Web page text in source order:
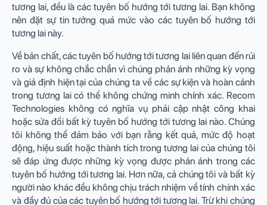
tương lai, đều là các tuyên bố hướng tới tương lai. Bạn không
nên đặt sự tin tưởng quá mức vào các tuyên bố hướng tới
tương lai này.
Về bản chất, các tuyên bố hướng tới tương lai liên quan đến rủi
ro và sự không chắc chắn vì chúng phản ánh những kỳ vọng
và giả định hiện tại của chúng ta về các sự kiện và hoàn cảnh
trong tương lai có thể không chứng minh chính xác. Recom
Technologies không có nghĩa vụ phải cập nhật công khai
hoặc sửa đổi bất kỳ tuyên bố hướng tới tương lai nào. Chúng
tôi không thể đảm bảo với bạn rằng kết quả, mức độ hoạt
động, hiệu suất hoặc thành tích trong tương lai của chúng tôi
sẽ đáp ứng được những kỳ vọng được phản ánh trong các
tuyên bố hướng tới tương lai. Hơn nữa, cả chúng tôi và bất kỳ
người nào khác đều không chịu trách nhiệm về tính chính xác
và đầy đủ của các tuyên bố hướng tới tương lai. Trừ khi chúng